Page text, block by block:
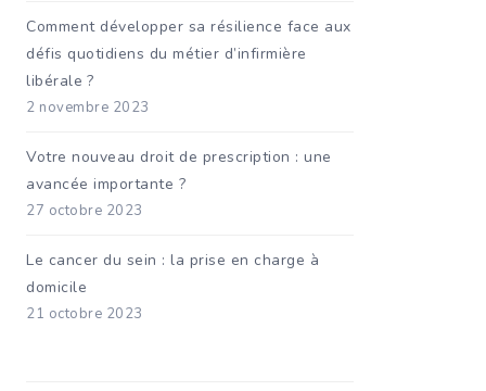
Comment développer sa résilience face aux
défis quotidiens du métier d’infirmière
libérale ?
2 novembre 2023
Votre nouveau droit de prescription : une
avancée importante ?
27 octobre 2023
Le cancer du sein : la prise en charge à
domicile
21 octobre 2023